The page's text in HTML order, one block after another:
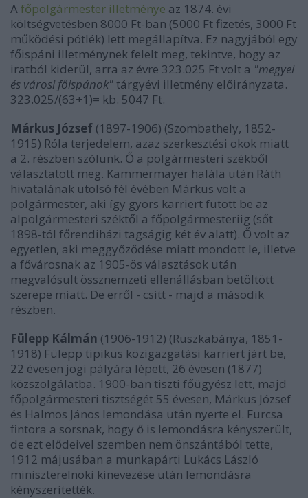
Afőpolgármester illetménye az 1874. évi
költségvetésben 8000 Ft-ban (5000 Ft fizetés, 3000 Ft
működési pótlék) lett megállapítva. Ez nagyjából egy
főispáni illetménynek felelt meg, tekintve, hogy az
iratból kiderül, arra az évre 323.025 Ft volt a "megyei
és városi főispánok" tárgyévi illetmény előirányzata.
323.025/(63+1)= kb. 5047 Ft.
Márkus József (1897-1906) (Szombathely, 1852-
1915) Róla terjedelem, azaz szerkesztési okok miatt
a 2. részben szólunk. Ő a polgármesteri székből
választatott meg. Kammermayer halála után Ráth
hivatalának utolsó fél évében Márkus volt a
polgármester, aki így gyors karriert futott be az
alpolgármesteri széktől a főpolgármesteriig (sőt
1898-tól főrendiházi tagságig két év alatt). Ő volt az
egyetlen, aki meggyőződése miatt mondott le, illetve
a fővárosnak az 1905-ös választások után
megvalósult össznemzeti ellenállásban betöltött
szerepe miatt. De erről - csitt - majd a második
részben.
Fülepp Kálmán (1906-1912) (Ruszkabánya, 1851-
1918) Fülepp tipikus közigazgatási karriert járt be,
22 évesen jogi pályára lépett, 26 évesen (1877)
közszolgálatba. 1900-ban tiszti főügyész lett, majd
főpolgármesteri tisztségét 55 évesen, Márkus József
és Halmos János lemondása után nyerte el. Furcsa
fintora a sorsnak, hogy ő is lemondásra kényszerült,
de ezt elődeivel szemben nem önszántából tette,
1912 májusában a munkapárti Lukács László
miniszterelnöki kinevezése után lemondásra
kényszerítették.